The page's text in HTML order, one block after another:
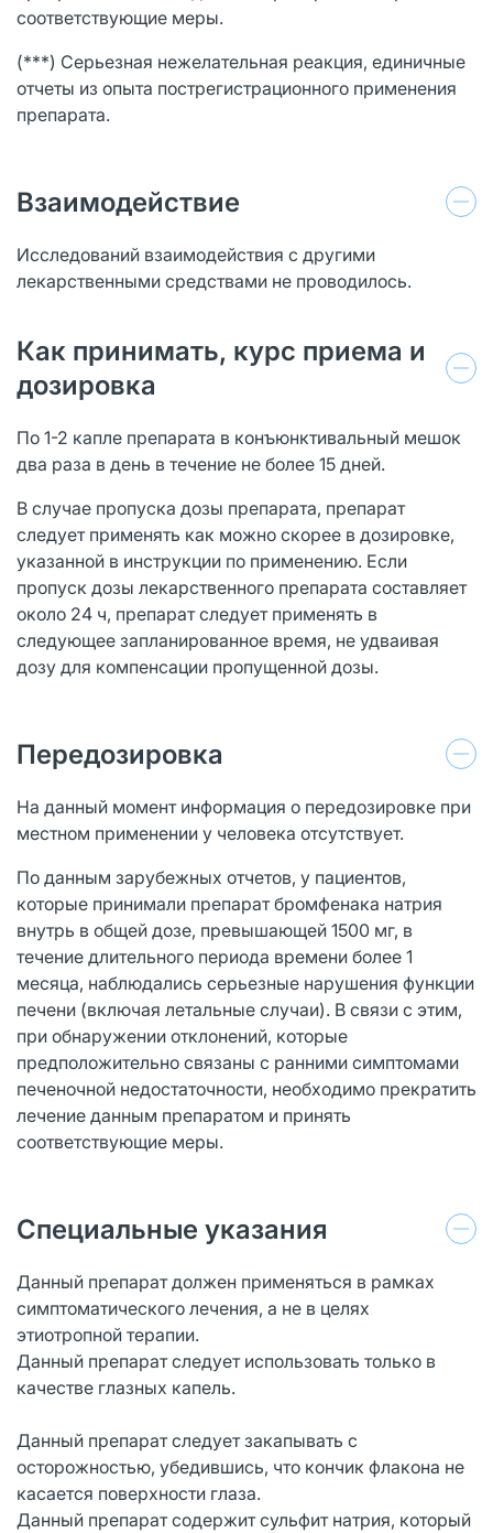
соответствующие меры.
(***) Серьезная нежелательная реакция, единичные
отчеты из опыта пострегистрационного применения
препарата.
Взаимодействие
Исследований взаимодействия с другими
лекарственными средствами не проводилось.
Как принимать, курс приема и
дозировка
По 1-2 капле препарата в конъюнктивальный мешок
два раза в день в течение не более 15 дней.
В случае пропуска дозы препарата, препарат
следует применять как можно скорее в дозировке,
указанной в инструкции по применению. Если
пропуск дозы лекарственного препарата составляет
около 24 ч, препарат следует применять в
следующее запланированное время, не удваивая
дозу для компенсации пропущенной дозы.
Передозировка
На данный момент информация о передозировке при
местном применении у человека отсутствует.
По данным зарубежных отчетов, у пациентов,
которые принимали препарат бромфенака натрия
внутрь в общей дозе, превышающей 1500 мг, в
течение длительного периода времени более 1
месяца, наблюдались серьезные нарушения функции
печени (включая летальные случаи). В связи с этим,
при обнаружении отклонений, которые
предположительно связаны с ранними симптомами
печеночной недостаточности, необходимо прекратить
лечение данным препаратом и принять
соответствующие меры.
Специальные указания
Данный препарат должен применяться в рамках
симптоматического лечения, а не в целях
этиотропной терапии.
Данный препарат следует использовать только в
качестве глазных капель.
Данный препарат следует закапывать с
осторожностью, убедившись, что кончик флакона не
касается поверхности глаза.
Данный препарат содержит сульфит натрия, который